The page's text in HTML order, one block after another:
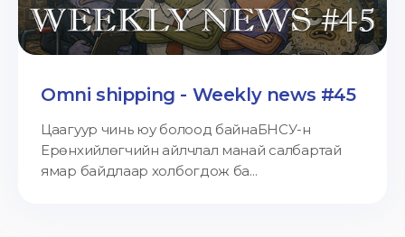
Omni shipping - Weekly news #45
Цаагуур чинь юу болоод байнаБНСУ-н
Ерөнхийлөгчийн айлчлал манай салбартай
ямар байдлаар холбогдож ба...